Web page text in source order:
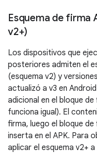
Esquema de firma
v2+)
Los dispositivos que
posteriores admiten el
(esquema v2) y
actualizó a v3 en
adicional en el bloque
funciona igual). El
firma, luego el bloque
inserta en el APK. Para
aplicar el esquema v2+